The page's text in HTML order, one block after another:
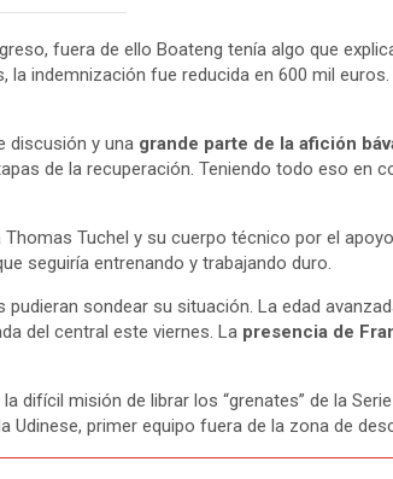
fuera de ello Boateng tenía algo que
la indemnización fue reducida en 600 mil
discusión y una grande parte de la afición
de la recuperación. Teniendo todo eso en
Thomas Tuchel y su cuerpo técnico por el
seguiría entrenando y trabajando duro.
sondear su situación. La edad
del central este viernes. La presencia de
difícil misión de librar los “grenates” de la
primer equipo fuera de la zona de